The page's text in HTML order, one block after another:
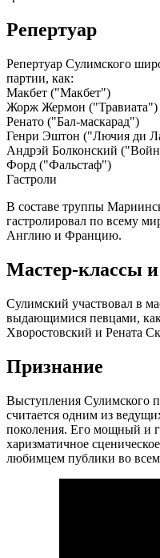
Репертуар
Репертуар Сулимского
партии, как:
Макбет ("Макбет")
Жорж Жермон ("Травиата")
Ренато ("Бал-маскарад")
Генри Эштон ("Лючия ди
Андрэй Болконский
Форд ("Фальстаф")
Гастроли
В составе труппы
гастролировал по всему
Англию и Францию.
Мастер-классы
Сулимский участвовал в
выдающимися певцами,
Хворостовский и Рената
Признание
Выступления Сулимского
считается одним из
поколения. Его мощный и
харизматичное
любимцем публики во